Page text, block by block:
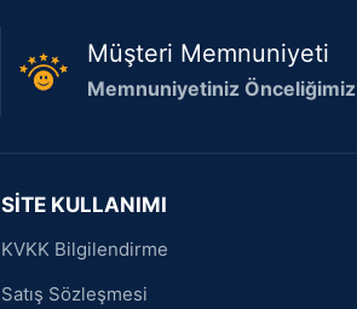
Müşteri Memnuniyeti
Memnuniyetiniz Önceliğimiz
SİTE KULLANIMI
KVKK Bilgilendirme
Satış Sözleşmesi